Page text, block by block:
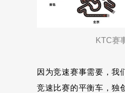
KTC赛
因为竞速赛事需要，我
竞速比赛的平衡车，独